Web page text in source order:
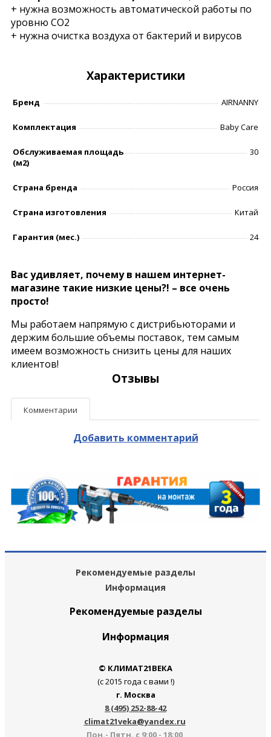
+ нужна возможность автоматической работы по
уровню СО2
+ нужна очистка воздуха от бактерий и вирусов
Характеристики
Бренд AIRNANNY
Комплектация Baby Care
Обслуживаемая площадь
(м2)
30
Страна бренда Россия
Страна изготовления Китай
Гарантия (мес.) 24
Вас удивляет, почему в нашем интернет-
магазине такие низкие цены?! – все очень
просто!
Мы работаем напрямую с дистрибьюторами и
держим большие объемы поставок, тем самым
имеем возможность снизить цены для наших
клиентов!
Отзывы
Комментарии
Добавить комментарий
Рекомендуемые разделы
Информация
Рекомендуемые разделы
Информация
© КЛИМАТ21ВЕКА
(с 2015 года с вами !)
г. Москва
8 (495) 252-88-42
climat21veka@yandex.ru
Пон.- Пятн. с 9:00 - 18:00